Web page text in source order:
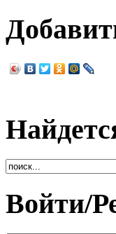
Войти/